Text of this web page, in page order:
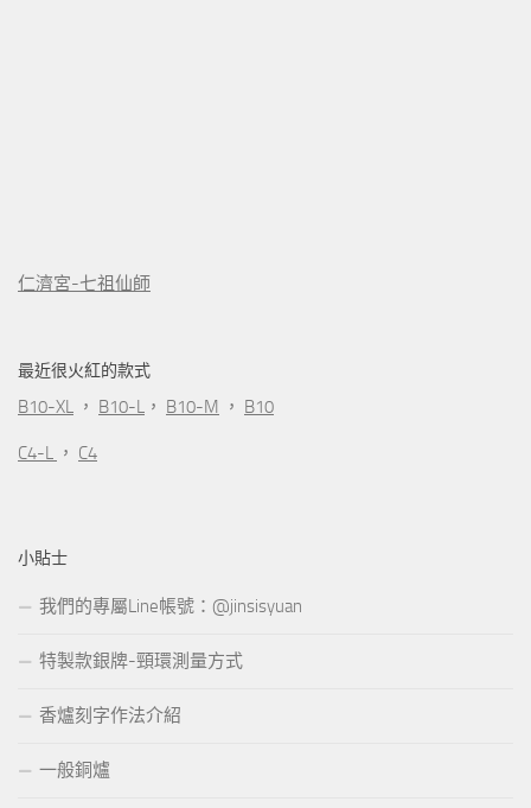
仁濟宮-七祖仙師
最近很火紅的款式
B10-XL ， B10-L ， B10-M ， B10
C4-L ， C4
小貼士
我們的專屬Line帳號：@jinsisyuan
特製款銀牌-頸環測量方式
香爐刻字作法介紹
一般銅爐